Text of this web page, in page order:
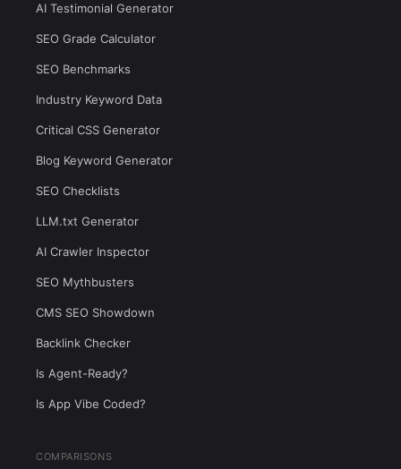
AI Testimonial Generator
SEO Grade Calculator
SEO Benchmarks
Industry Keyword Data
Critical CSS Generator
Blog Keyword Generator
SEO Checklists
LLM.txt Generator
AI Crawler Inspector
SEO Mythbusters
CMS SEO Showdown
Backlink Checker
Is Agent-Ready?
Is App Vibe Coded?
COMPARISONS